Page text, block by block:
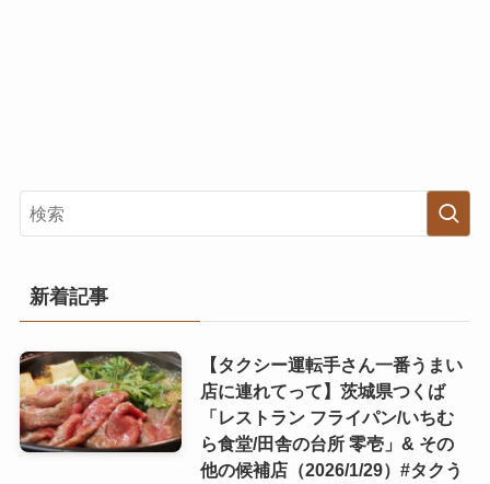
新着記事
【タクシー運転手さん一番うまい
店に連れてって】茨城県つくば
「レストラン フライパン/いちむ
ら食堂/田舎の台所 零壱」& その
他の候補店（2026/1/29）#タクう